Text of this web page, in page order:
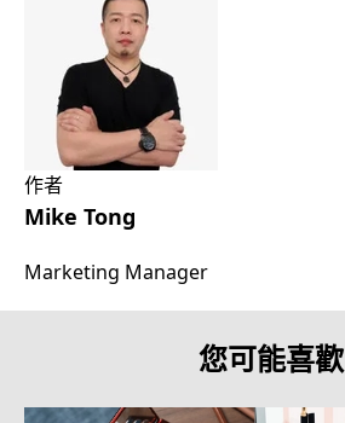
作者
Mike Tong
Marketing Manager
您可能喜歡